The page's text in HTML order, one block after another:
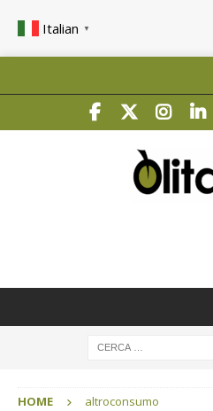
Italian ▼
HOME altroconsumo